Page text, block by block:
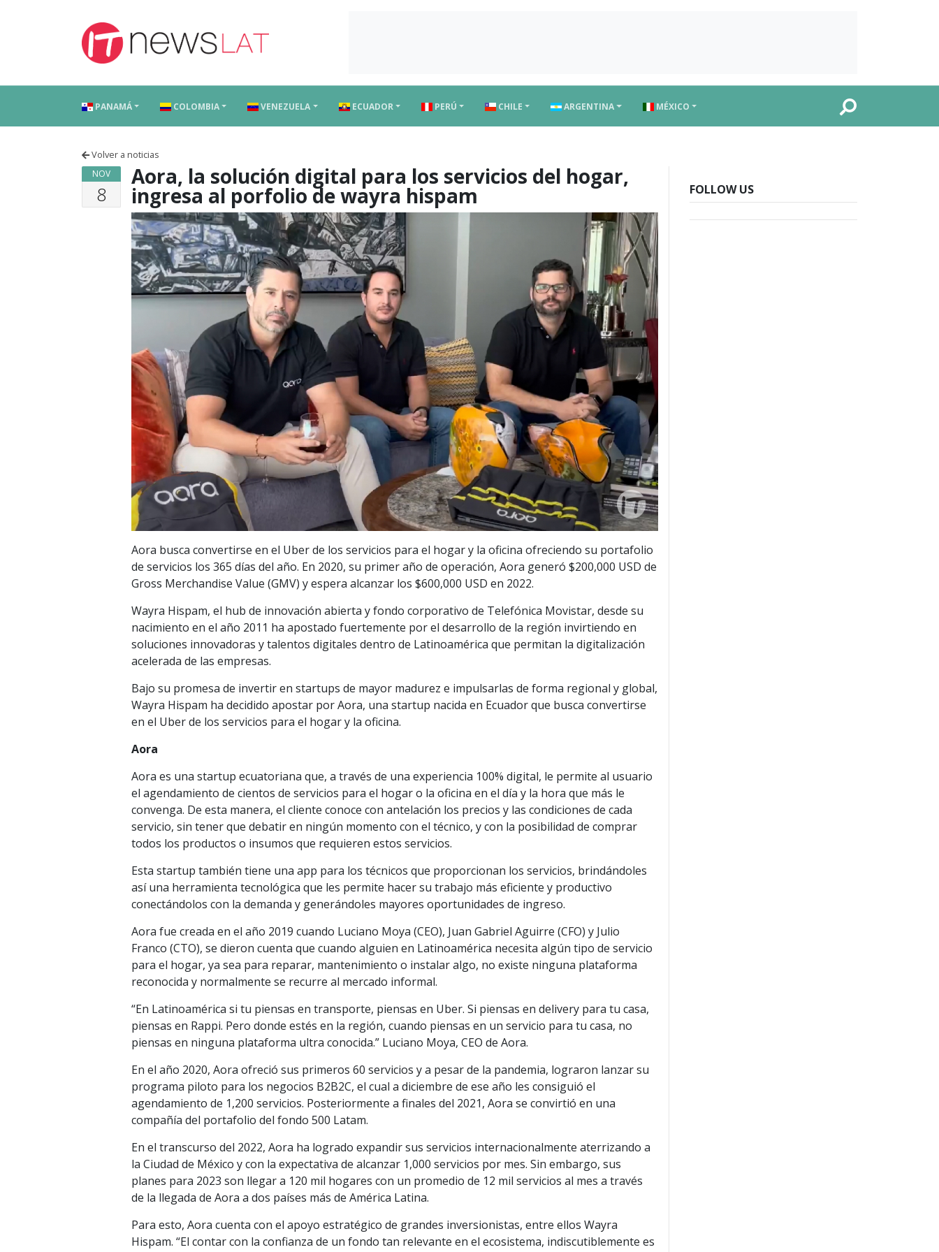
PANAMÁ COLOMBIA VENEZUELA ECUADOR PERÚ CHILE ARGENTINA MÉXICO
Volver a noticias
NOV
8
Aora, la solución digital para los servicios del hogar,
ingresa al porfolio de wayra hispam
Aora busca convertirse en el Uber de los servicios para el hogar y la oficina ofreciendo su portafolio
de servicios los 365 días del año. En 2020, su primer año de operación, Aora generó $200,000 USD de
Gross Merchandise Value (GMV) y espera alcanzar los $600,000 USD en 2022.
Wayra Hispam, el hub de innovación abierta y fondo corporativo de Telefónica Movistar, desde su
nacimiento en el año 2011 ha apostado fuertemente por el desarrollo de la región invirtiendo en
soluciones innovadoras y talentos digitales dentro de Latinoamérica que permitan la digitalización
acelerada de las empresas.
Bajo su promesa de invertir en startups de mayor madurez e impulsarlas de forma regional y global,
Wayra Hispam ha decidido apostar por Aora, una startup nacida en Ecuador que busca convertirse
en el Uber de los servicios para el hogar y la oficina.
Aora
Aora es una startup ecuatoriana que, a través de una experiencia 100% digital, le permite al usuario
el agendamiento de cientos de servicios para el hogar o la oficina en el día y la hora que más le
convenga. De esta manera, el cliente conoce con antelación los precios y las condiciones de cada
servicio, sin tener que debatir en ningún momento con el técnico, y con la posibilidad de comprar
todos los productos o insumos que requieren estos servicios.
Esta startup también tiene una app para los técnicos que proporcionan los servicios, brindándoles
así una herramienta tecnológica que les permite hacer su trabajo más eficiente y productivo
conectándolos con la demanda y generándoles mayores oportunidades de ingreso.
Aora fue creada en el año 2019 cuando Luciano Moya (CEO), Juan Gabriel Aguirre (CFO) y Julio
Franco (CTO), se dieron cuenta que cuando alguien en Latinoamérica necesita algún tipo de servicio
para el hogar, ya sea para reparar, mantenimiento o instalar algo, no existe ninguna plataforma
reconocida y normalmente se recurre al mercado informal.
“En Latinoamérica si tu piensas en transporte, piensas en Uber. Si piensas en delivery para tu casa,
piensas en Rappi. Pero donde estés en la región, cuando piensas en un servicio para tu casa, no
piensas en ninguna plataforma ultra conocida.” Luciano Moya, CEO de Aora.
En el año 2020, Aora ofreció sus primeros 60 servicios y a pesar de la pandemia, lograron lanzar su
programa piloto para los negocios B2B2C, el cual a diciembre de ese año les consiguió el
agendamiento de 1,200 servicios. Posteriormente a finales del 2021, Aora se convirtió en una
compañía del portafolio del fondo 500 Latam.
En el transcurso del 2022, Aora ha logrado expandir sus servicios internacionalmente aterrizando a
la Ciudad de México y con la expectativa de alcanzar 1,000 servicios por mes. Sin embargo, sus
planes para 2023 son llegar a 120 mil hogares con un promedio de 12 mil servicios al mes a través
de la llegada de Aora a dos países más de América Latina.
Para esto, Aora cuenta con el apoyo estratégico de grandes inversionistas, entre ellos Wayra
Hispam. “El contar con la confianza de un fondo tan relevante en el ecosistema, indiscutiblemente es
FOLLOW US